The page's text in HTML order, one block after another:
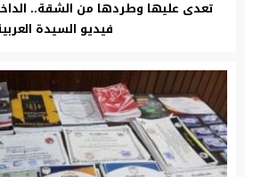
تعدى عليها وطردها من الشقة..
فيديو السيدة